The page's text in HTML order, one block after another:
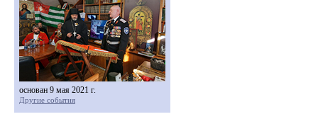
основан 9 мая 2021 г.
Другие события